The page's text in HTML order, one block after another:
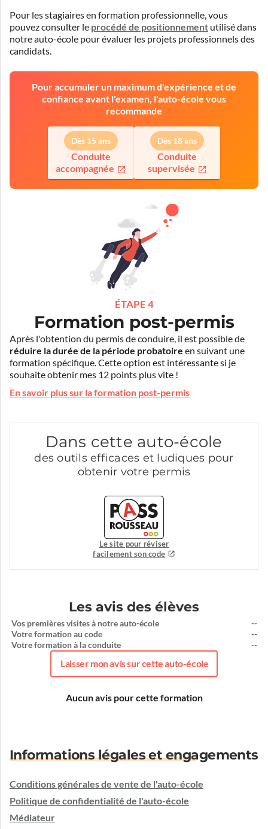
Pour les stagiaires en formation professionnelle, vous
pouvez consulter le procédé de positionnement utilisé dans
notre auto-école pour évaluer les projets professionnels des
candidats.
Pour accumuler un maximum d'expérience et de
confiance avant l'examen, l'auto-école vous
recommande
Dès 15 ans
Conduite
accompagnée
Dès 18 ans
Conduite
supervisée
ÉTAPE 4
Formation post-permis
Après l'obtention du permis de conduire, il est possible de
réduire la durée de la période probatoire en suivant une
formation spécifique. Cette option est intéressante si je
souhaite obtenir mes 12 points plus vite !
En savoir plus sur la formation post-permis
Dans cette auto-école
des outils efficaces et ludiques pour
obtenir votre permis
Le site pour réviser
facilement son code
Les avis des élèves
Vos premières visites à notre auto-école
Votre formation au code
Votre formation à la conduite
--
--
--
Laisser mon avis sur cette auto-école
Aucun avis pour cette formation
Informations légales et engagements
Conditions générales de vente de l'auto-école
Politique de confidentialité de l'auto-école
Médiateur